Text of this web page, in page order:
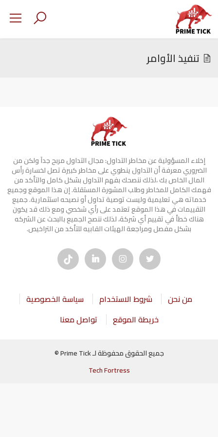
تنفيذ الأوامر
إخلاء المسؤولية عن مخاطر التداول: مجال التداول مربح جدآ ولكن من
الضروري معرفة أن التداول ينطوي على مخاطر كبيرة تصل لخسارة رأس
المال الخاص بك ،لذلك ننصحك بفهم التداول بشكل كامل والتأكد من
فهمك الكامل للمخاطر وطلب المشورة المستقلة. إن هذا الموقع وجميع
خدماته هي تعليمية وليست توصية تداول أو نصيحه استثمارية. جميع
التقييمات في هذا الموقع تعتمد على رأي شخصي ومع ذلك قد يكون
هناك خطأ في تقييم أي شركة، لذلك ننصح الجميع بالبحث عن الشركه
بشكل مفصل ومراجعة الهيئات القابيه للتأكد من التراخيص.
من نحن شروط الاستخدام
سياسة الخصوصية
خريطة الموقع
تواصل معنا
جميع الحقوق محفوظة لـ Prime Tick ©
Tech Fortress